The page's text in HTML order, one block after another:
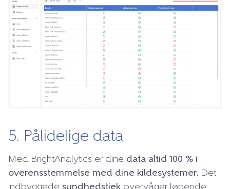
5. Pålidelige data
Med BrightAnalytics er dine data altid 100 % i
overensstemmelse med dine kildesystemer. Det